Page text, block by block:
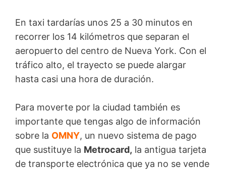
En taxi tardarías unos 25 a 30 minutos en
recorrer los 14 kilómetros que separan el
aeropuerto del centro de Nueva York. Con el
tráfico alto, el trayecto se puede alargar
hasta casi una hora de duración.
Para moverte por la ciudad también es
importante que tengas algo de información
sobre la OMNY, un nuevo sistema de pago
que sustituye la Metrocard, la antigua tarjeta
de transporte electrónica que ya no se vende